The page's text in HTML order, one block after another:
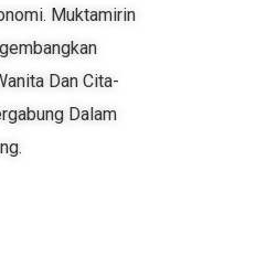
Muktamirin
Dan Cita-
Dalam